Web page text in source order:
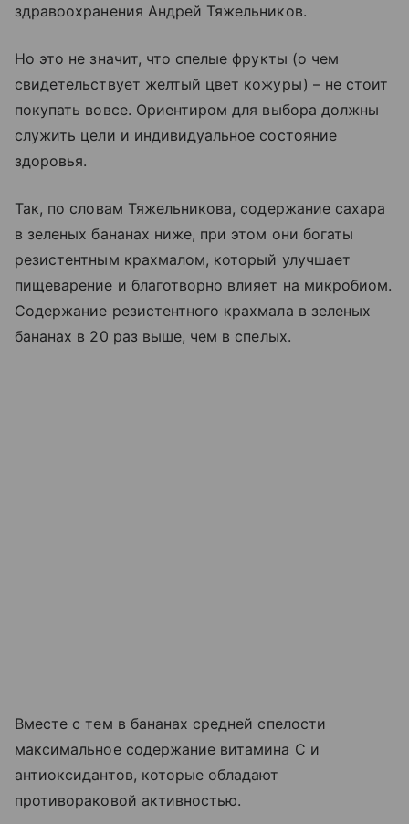
здравоохранения Андрей Тяжельников.
Но это не значит, что спелые фрукты (о чем
свидетельствует желтый цвет кожуры) – не стоит
покупать вовсе. Ориентиром для выбора должны
служить цели и индивидуальное состояние
здоровья.
Так, по словам Тяжельникова, содержание сахара
в зеленых бананах ниже, при этом они богаты
резистентным крахмалом, который улучшает
пищеварение и благотворно влияет на микробиом.
Содержание резистентного крахмала в зеленых
бананах в 20 раз выше, чем в спелых.
Вместе с тем в бананах средней спелости
максимальное содержание витамина С и
антиоксидантов, которые обладают
противораковой активностью.